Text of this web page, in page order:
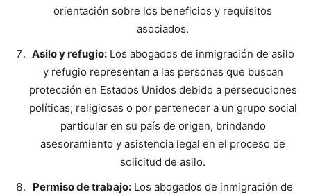
orientación sobre los beneficios y requisitos
asociados.
Asilo y refugio:Los abogados de inmigración de asilo
y refugio representan a las personas que buscan
protección en Estados Unidos debido a persecuciones
políticas, religiosas o por pertenecer a un grupo social
particular en su país de origen, brindando
asesoramiento y asistencia legal en el proceso de
solicitud de asilo.
Permiso de trabajo: Los abogados de inmigración de